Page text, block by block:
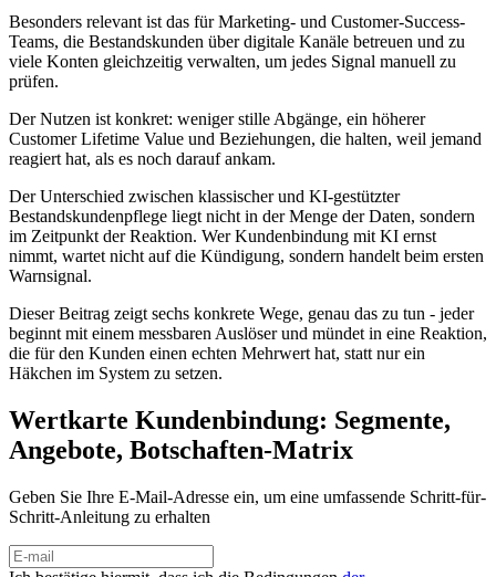
Besonders relevant ist das für Marketing- und Customer-Success-
Teams, die Bestandskunden über digitale Kanäle betreuen und zu
viele Konten gleichzeitig verwalten, um jedes Signal manuell zu
prüfen.
Der Nutzen ist konkret: weniger stille Abgänge, ein höherer
Customer Lifetime Value und Beziehungen, die halten, weil jemand
reagiert hat, als es noch darauf ankam.
Der Unterschied zwischen klassischer und KI-gestützter
Bestandskundenpflege liegt nicht in der Menge der Daten, sondern
im Zeitpunkt der Reaktion. Wer Kundenbindung mit KI ernst
nimmt, wartet nicht auf die Kündigung, sondern handelt beim ersten
Warnsignal.
Dieser Beitrag zeigt sechs konkrete Wege, genau das zu tun - jeder
beginnt mit einem messbaren Auslöser und mündet in eine Reaktion,
die für den Kunden einen echten Mehrwert hat, statt nur ein
Häkchen im System zu setzen.
Wertkarte Kundenbindung: Segmente,
Angebote, Botschaften-Matrix
Geben Sie Ihre E-Mail-Adresse ein, um eine umfassende Schritt-für-
Schritt-Anleitung zu erhalten